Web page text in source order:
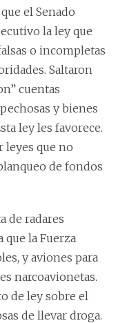
el Senado
la ley que
o incompletas
Saltaron
cuentas
y bienes
ley les favorece.
leyes que no
de fondos
de radares
que la Fuerza
y aviones para
narcoavionetas.
de ley sobre el
de llevar droga.